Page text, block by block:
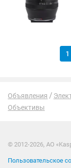
1
Объявления
Объективы
© 2012-2026, АО
Пользовательское